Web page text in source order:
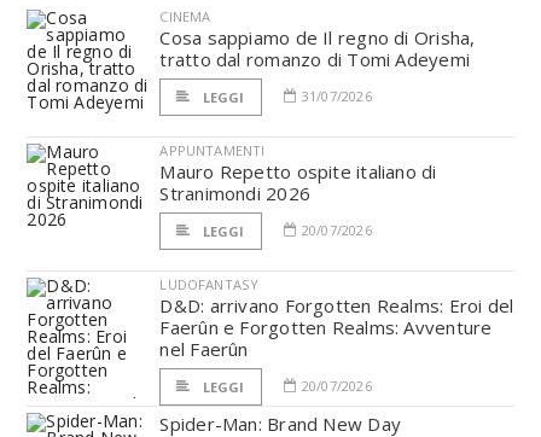
CINEMA
Cosa sappiamo de Il regno di Orisha,
tratto dal romanzo di Tomi Adeyemi
LEGGI 31/07/2026
APPUNTAMENTI
Mauro Repetto ospite italiano di
Stranimondi 2026
LEGGI 20/07/2026
LUDOFANTASY
D&D: arrivano Forgotten Realms: Eroi del
Faerûn e Forgotten Realms: Avventure
nel Faerûn
LEGGI 20/07/2026
Spider-Man: Brand New Day